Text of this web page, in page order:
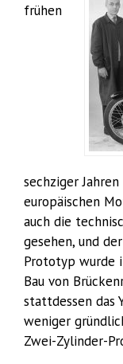
frühen
sechziger
europäischen
auch die
gesehen, und
Prototyp wurde
Bau von
stattdessen das
weniger
Zwei-Zylinder-